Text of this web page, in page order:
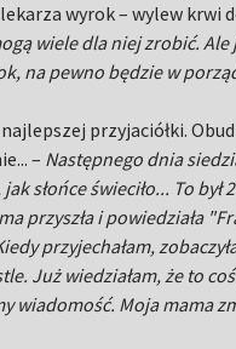
wyrok – wylew krwi
wiele dla niej zrobić. Ale
na pewno będzie w
przyjaciółki.
– Następnego dnia
słońce świeciło... To był
przyszła i powiedziała
przyjechałam,
Już wiedziałam, że to
wiadomość. Moja mama